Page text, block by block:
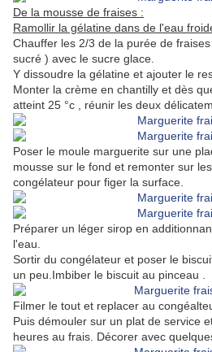
De la mousse de fraises :
Ramollir la gélatine dans de l'eau
Chauffer les 2/3 de la purée de
sucré ) avec le sucre glace.
Y dissoudre la gélatine et ajouter le
Monter la crème en chantilly et dès
atteint 25 °c , réunir les deux
Poser le moule marguerite sur une
mousse sur le fond et remonter sur
congélateur pour figer la surface.
Préparer un léger sirop en
l'eau.
Sortir du congélateur et poser le
un peu.Imbiber le biscuit au pinceau .
Filmer le tout et replacer au
Puis démouler sur un plat de service
heures au frais. Décorer avec